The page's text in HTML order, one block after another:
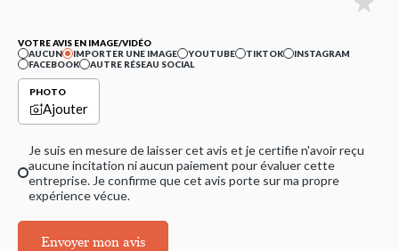
VOTRE AVIS EN IMAGE/VIDÉO
AUCUN
IMPORTER UNE IMAGE YOUTUBE TIKTOK
INSTAGRAM
FACEBOOK
AUTRE RÉSEAU SOCIAL
PHOTO
Ajouter
Je suis en mesure de laisser cet avis et je certifie n'avoir reçu
aucune incitation ni aucun paiement pour évaluer cette
entreprise. Je confirme que cet avis porte sur ma propre
expérience vécue.
Envoyer mon avis